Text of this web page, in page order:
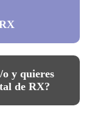
y quieres
de RX?